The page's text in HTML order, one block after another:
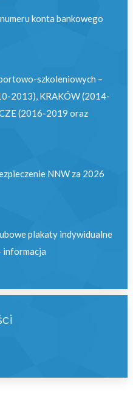
konta bankowego
szkoleniowych –
2013), KRAKÓW (2014-
(2016-2019 oraz
NNW za 2026
plakaty indywidualne
informacja